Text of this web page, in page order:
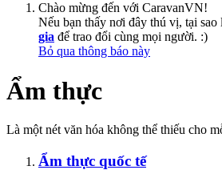
Chào mừng đến với CaravanVN!
Nếu bạn thấy nơi đây thú vị, tại sao
gia để trao đổi cùng mọi người. :)
Bỏ qua thông báo này
Ẩm thực
Là một nét văn hóa không thể thiếu cho
Ẩm thực quốc tế